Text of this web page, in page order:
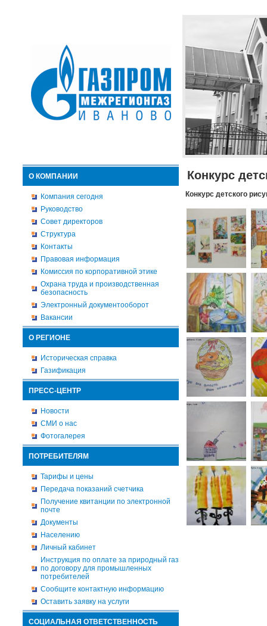
О КОМПАНИИ
Компания сегодня
Руководство
Совет директоров
Структура
Контакты
Правовая информация
Комиссия по корпоративной этике
Охрана труда и производственная
безопасность
Электронный документооборот
Вакансии
О РЕГИОНЕ
Историческая справка
Газификация
ПРЕСС-ЦЕНТР
Новости
СМИ о нас
Фотогалерея
ПОТРЕБИТЕЛЯМ
Тарифы и цены
Передача показаний счетчика
Получение квитанции по электронной
почте
Документы
Населению
Личный кабинет
Инструкция по оплате за природный газ
по договору для промышленных
потребителей
Сообщите контактную информацию
Оставить заявку на услуги
СОЦИАЛЬНАЯ ОТВЕТСТВЕННОСТЬ
Конкурс
Конкурс детского